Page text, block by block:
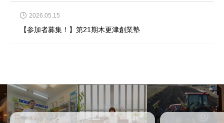
2026.05.15
【参加者募集！】第21期木更津創業塾